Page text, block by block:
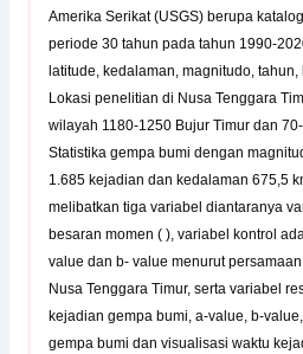
Amerika Serikat (USGS) berupa
periode 30 tahun pada tahun 1990-
latitude, kedalaman, magnitudo,
Lokasi penelitian di Nusa Tenggara
wilayah 1180-1250 Bujur Timur dan
Statistika gempa bumi dengan
1.685 kejadian dan kedalaman 675,5
melibatkan tiga variabel diantaranya
besaran momen ( ), variabel kontrol
value dan b- value menurut
Nusa Tenggara Timur, serta variabel
kejadian gempa bumi, a-value, b-
gempa bumi dan visualisasi waktu